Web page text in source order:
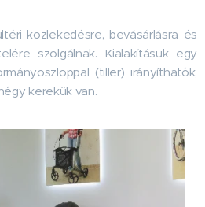
közlekedésre, bevásárlásra és
szolgálnak. Kialakításuk egy
(tiller) irányíthatók,
kerekük van.